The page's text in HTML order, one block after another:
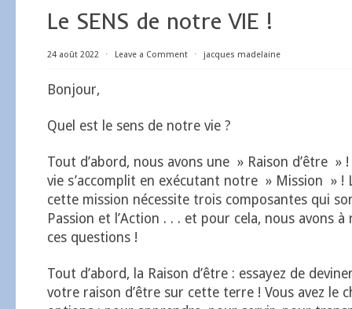
Le SENS de notre VIE !
24 août 2022 ⋅ Leave a Comment ⋅ jacques madelaine
Bonjour,
Quel est le sens de notre vie ?
Tout d’abord, nous avons une » Raison d’être »
vie s’accomplit en exécutant notre » Mission » !
cette mission nécessite trois composantes qui
Passion et l’Action . . . et pour cela, nous avons
ces questions !
Tout d’abord, la Raison d’être : essayez de
votre raison d’être sur cette terre ! Vous avez le